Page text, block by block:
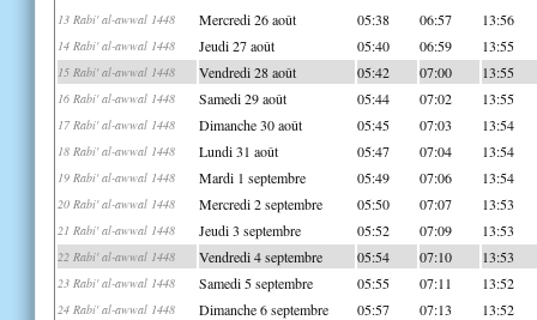
13 Rabi' al-awwal 1448 Mercredi 26 août 05:38 06:57 13:56
14 Rabi' al-awwal 1448 Jeudi 27 août 05:40 06:59 13:55
15 Rabi' al-awwal 1448 Vendredi 28 août 05:42 07:00 13:55
16 Rabi' al-awwal 1448 Samedi 29 août 05:44 07:02 13:55
17 Rabi' al-awwal 1448 Dimanche 30 août 05:45 07:03 13:54
18 Rabi' al-awwal 1448 Lundi 31 août 05:47 07:04 13:54
19 Rabi' al-awwal 1448 Mardi 1 septembre 05:49 07:06 13:54
20 Rabi' al-awwal 1448 Mercredi 2 septembre 05:50 07:07 13:53
21 Rabi' al-awwal 1448 Jeudi 3 septembre 05:52 07:09 13:53
22 Rabi' al-awwal 1448 Vendredi 4 septembre 05:54 07:10 13:53
23 Rabi' al-awwal 1448 Samedi 5 septembre 05:55 07:11 13:52
24 Rabi' al-awwal 1448 Dimanche 6 septembre 05:57 07:13 13:52